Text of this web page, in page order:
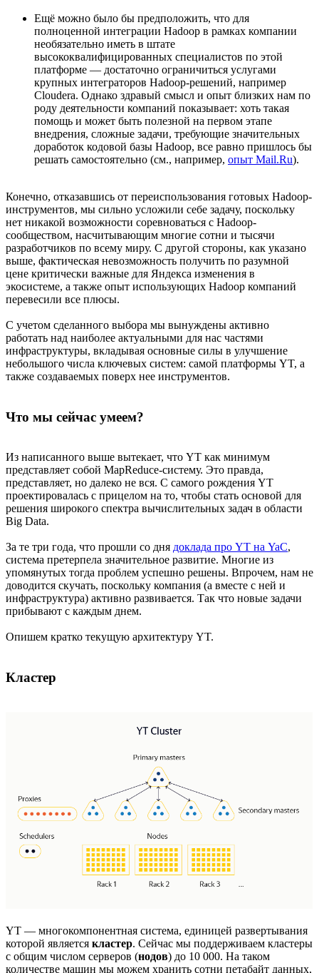
Ещё можно было бы предположить, что для
полноценной интеграции Hadoop в рамках компании
необязательно иметь в штате
высококвалифицированных специалистов по этой
платформе — достаточно ограничиться услугами
крупных интеграторов Hadoop-решений, например
Cloudera. Однако здравый смысл и опыт близких нам по
роду деятельности компаний показывает: хоть такая
помощь и может быть полезной на первом этапе
внедрения, сложные задачи, требующие значительных
доработок кодовой базы Hadoop, все равно пришлось бы
решать самостоятельно (см., например, опыт Mail.Ru).
Конечно, отказавшись от переиспользования готовых Hadoop-
инструментов, мы сильно усложили себе задачу, поскольку
нет никакой возможности соревноваться с Hadoop-
сообществом, насчитывающим многие сотни и тысячи
разработчиков по всему миру. С другой стороны, как указано
выше, фактическая невозможность получить по разумной
цене критически важные для Яндекса изменения в
экосистеме, а также опыт использующих Hadoop компаний
перевесили все плюсы.
С учетом сделанного выбора мы вынуждены активно
работать над наиболее актуальными для нас частями
инфраструктуры, вкладывая основные силы в улучшение
небольшого числа ключевых систем: самой платформы YT, а
также создаваемых поверх нее инструментов.
Что мы сейчас умеем?
Из написанного выше вытекает, что YT как минимум
представляет собой MapReduce-систему. Это правда,
представляет, но далеко не вся. С самого рождения YT
проектировалась с прицелом на то, чтобы стать основой для
решения широкого спектра вычислительных задач в области
Big Data.
За те три года, что прошли со дня доклада про YT на YaC,
система претерпела значительное развитие. Многие из
упомянутых тогда проблем успешно решены. Впрочем, нам не
доводится скучать, поскольку компания (а вместе с ней и
инфраструктура) активно развивается. Так что новые задачи
прибывают с каждым днем.
Опишем кратко текущую архитектуру YT.
Кластер
YT — многокомпонентная система, единицей развертывания
которой является кластер. Сейчас мы поддерживаем кластеры
с общим числом серверов (нодов) до 10 000. На таком
количестве машин мы можем хранить сотни петабайт данных,